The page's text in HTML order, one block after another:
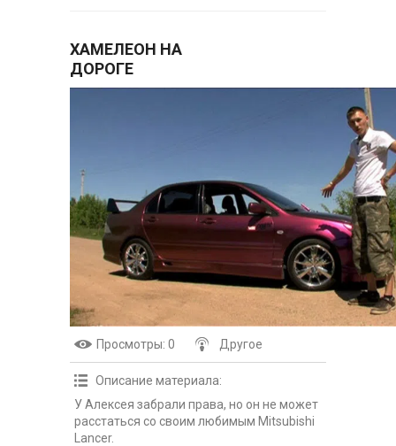
ХАМЕЛЕОН НА
ДОРОГЕ
Просмотры: 0 Другое
Описание материала:
У Алексея забрали права, но он не может
расстаться со своим любимым Mitsubishi
Lancer.